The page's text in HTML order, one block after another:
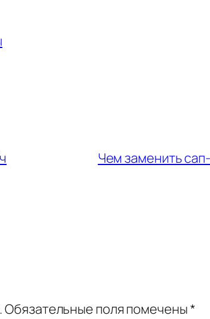
Чем заменить
Обязательные поля помечены*